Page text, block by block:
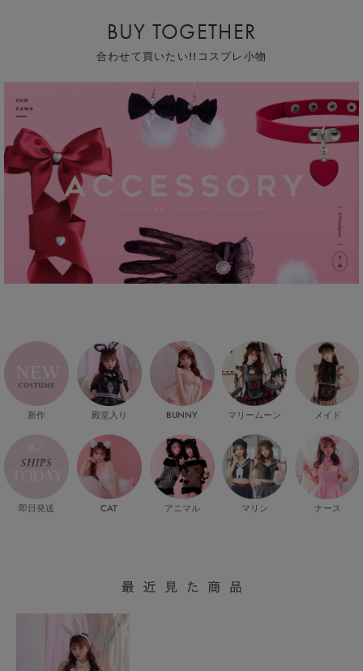
BUY TOGETHER
合わせて買いたい!!コスプレ小物
新作
即日発送
殿堂入り
CAT
BUNNY
アニマル
マリームーン
マリン
メイド
ナース